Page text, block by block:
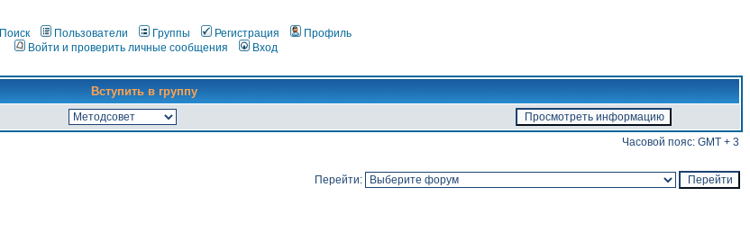
Поиск Пользователи Группы Регистрация
Профиль
Войти и проверить личные сообщения
Вход
Вступить в группу
Часовой пояс: GMT + 3
Перейти: